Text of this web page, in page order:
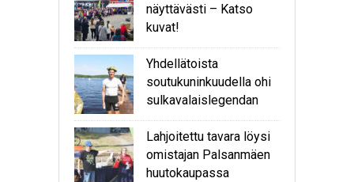
näyttävästi – Katso
kuvat!
Yhdellätoista
soutukuninkuudella ohi
sulkavalaislegendan
Lahjoitettu tavara löysi
omistajan Palsanmäen
huutokaupassa